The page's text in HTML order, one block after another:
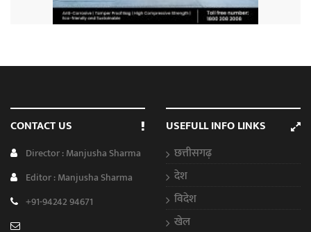
CONTACT US
Director : Manjusha Sharma
Editor : Manjusha Sharma
+91-94242 94671
USEFULL INFO LINKS
छत्तीसगढ़
देश
विदेश
खेल